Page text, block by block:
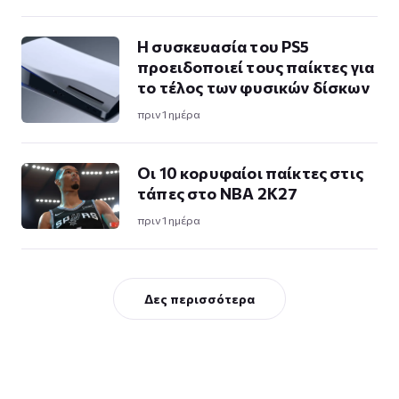
Η συσκευασία του PS5
προειδοποιεί τους παίκτες για
το τέλος των φυσικών δίσκων
πριν 1 ημέρα
Οι 10 κορυφαίοι παίκτες στις
τάπες στο NBA 2K27
πριν 1 ημέρα
Δες περισσότερα